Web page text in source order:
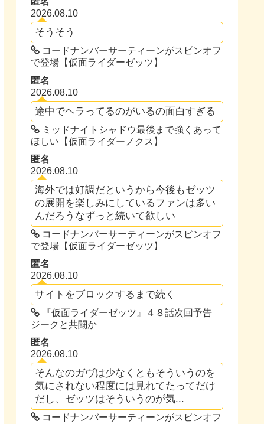
2026.08.10
そうそう
コードナンバーサーティーンがスピンオフ
で登場【仮面ライダーゼッツ】
匿名
2026.08.10
途中でヘラってるのがいるの面白すぎる
ミッドナイトシャドウ最後まで強くあって
ほしい【仮面ライダーノクス】
匿名
2026.08.10
海外では好調だというから今後もゼッツ
の展開を楽しみにしているファンは多い
んだろうなずっと続いて欲しい
コードナンバーサーティーンがスピンオフ
で登場【仮面ライダーゼッツ】
匿名
2026.08.10
サイトをブロックするまで続く
『仮面ライダーゼッツ』４８話次回予告
ジークと共闘か
匿名
2026.08.10
そんなのガヴは少なくともそういうのを
気にされない程度には見れてたってだけ
だし、ゼッツはそういうのが気...
コードナンバーサーティーンがスピンオフ